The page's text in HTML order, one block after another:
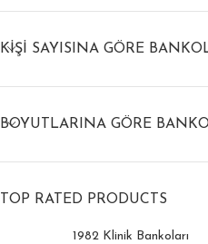
KIŞI SAYISINA GÖRE
BOYUTLARINA GÖRE
TOP RATED PRODUCTS
1982 Klinik Bankoları